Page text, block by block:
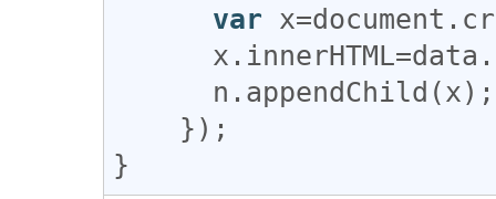
var x=document .
x . innerHTML=data .
n . appendChild (x);
}